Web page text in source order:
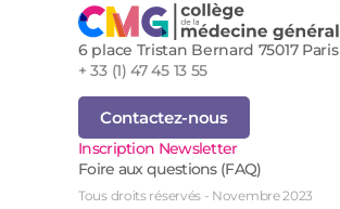
6 place Tristan Bernard 75017 Paris
+ 33 (1) 47 45 13 55
Contactez-nous
Inscription Newsletter
Foire aux questions (FAQ)
Tous droits réservés - Novembre 2023